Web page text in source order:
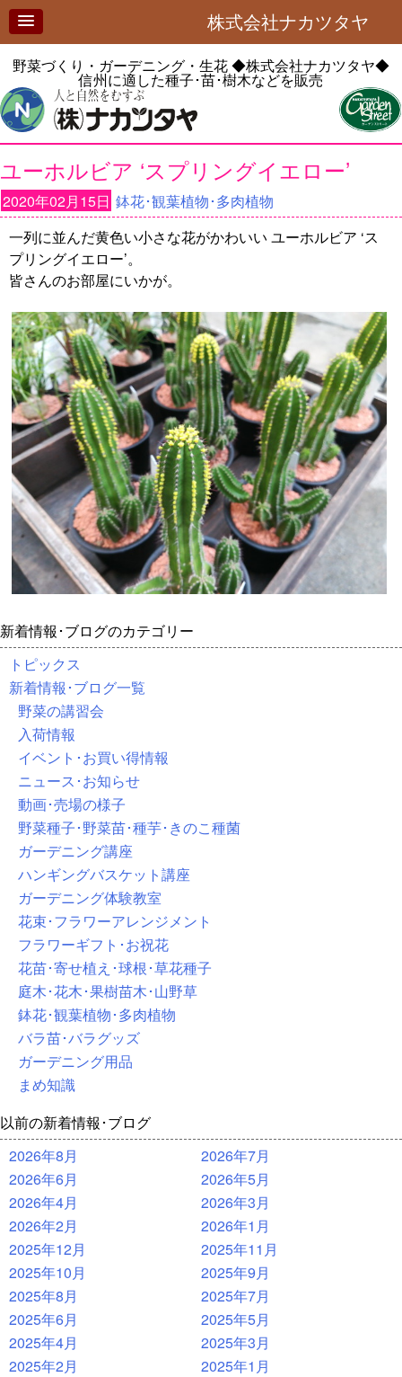
株式会社ナカツタヤ
野菜づくり・ガーデニング・生花◆株式会社ナカツタヤ◆
信州に適した種子･苗･樹木などを販売
ユーホルビア ‘スプリングイエロー’
2020年02月15日 鉢花･観葉植物･多肉植物
一列に並んだ黄色い小さな花がかわいい ユーホルビア ‘ス
プリングイエロー’。
皆さんのお部屋にいかが。
新着情報･ブログのカテゴリー
トピックス
新着情報･ブログ一覧
野菜の講習会
入荷情報
イベント･お買い得情報
ニュース･お知らせ
動画･売場の様子
野菜種子･野菜苗･種芋･きのこ種菌
ガーデニング講座
ハンギングバスケット講座
ガーデニング体験教室
花束･フラワーアレンジメント
フラワーギフト･お祝花
花苗･寄せ植え･球根･草花種子
庭木･花木･果樹苗木･山野草
鉢花･観葉植物･多肉植物
バラ苗･バラグッズ
ガーデニング用品
まめ知識
以前の新着情報･ブログ
2026年8月
2026年7月
2026年6月
2026年5月
2026年4月
2026年3月
2026年2月
2026年1月
2025年12月
2025年11月
2025年10月
2025年9月
2025年8月
2025年7月
2025年6月
2025年5月
2025年4月
2025年3月
2025年2月
2025年1月